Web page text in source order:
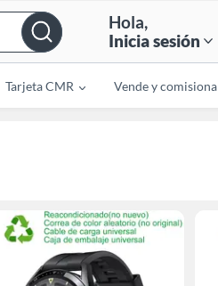
Hola,
Inicia sesión
Tarjeta CMR Vende y comisiona